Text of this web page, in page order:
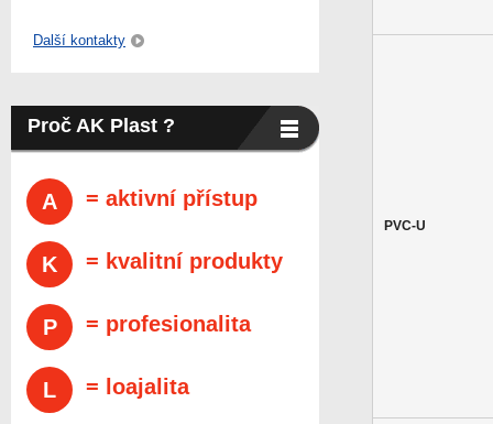
PVC-U
Další kontakty
Proč AK Plast ?
A = aktivní přístup
K = kvalitní produkty
P = profesionalita
L = loajalita